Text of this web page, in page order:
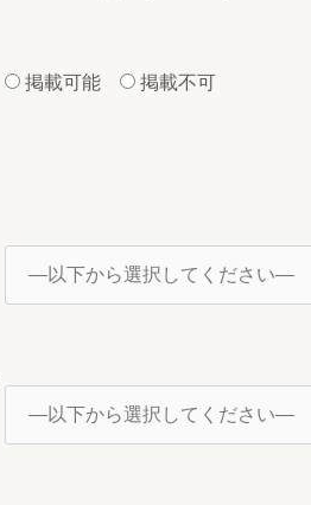
掲載可能 掲載不可